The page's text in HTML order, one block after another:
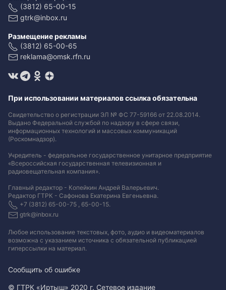
(3812) 65-00-15
gtrk@inbox.ru
Размещение рекламы
(3812) 65-00-65
reklama@omsk.rfn.ru
При использовании материалов ссылка обязательна
Свидетельство о регистрации ЭЛ № ФС 77-59166 от 22.08.2014.
Выдано Федеральной службой по надзору в сфере связи,
информационных технологий и массовых коммуникаций
(Роскомнадзор).
Учредитель - федеральное государственное унитарное предприятие
«Всероссийская государственная телевизионная и
радиовещательная компания».
Главный редактор - Копейкин Андрей Валерьевич.
Редактор ГТРК - Сафонова Екатерина Евгеньевна.
+7 (3812) 65-00-75 , 65-00-15.
gtrk@inbox.ru
Любое использование текстовых, фото, аудио и видеоматериалов
возможна с указанием источника с обязательной публикацией
гиперссылки на материал.
Сообщить об ошибке
© ГТРК «Иртыш» 2020 г. Сетевое издание